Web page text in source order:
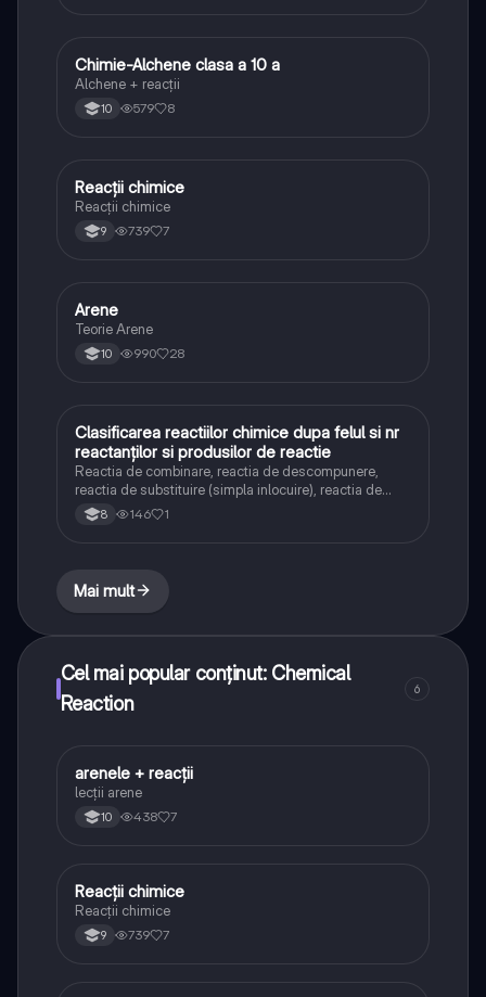
Chimie
Chimie-Alchene clasa a 10 a
Alchene + reacții
10 579 8
Chimie
Reacții chimice
Reacții chimice
9 739 7
Chimie
Arene
Teorie Arene
10 990 28
Chimie
Clasificarea reactiilor chimice dupa felul si nr
reactanților si produsilor de reactie
Reactia de combinare, reactia de descompunere,
reactia de substituire (simpla inlocuire), reactia de
schimb(dubla inlocuire)- clasa a VIII-a
8 146 1
Mai mult
Cel mai popular conținut: Chemical
Reaction
6
Chimie
arenele + reacții
lecții arene
10 438 7
Chimie
Reacții chimice
Reacții chimice
9 739 7